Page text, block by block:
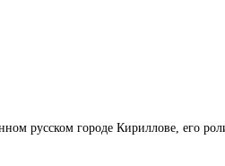
русском городе Кириллове, его